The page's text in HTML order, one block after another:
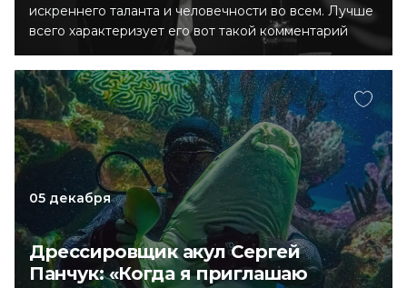
искреннего таланта и человечности во всем. Лучше
всего характеризует его вот такой комментарий
слушателя: «Я думал, что на Василии Шукшине
русская мысль и боль закончились. А вот гляди,
сквозь пепелище такой росток пробился!». В общем,
если вкратце, Растеряев — настоящий. Публика это,
конечно, чувствует — полные залы, всегдашние
аншлаги, ангажементы рекой… И артист работает
для своих зрителей на износ.
05 декабря
Дрессировщик акул Сергей
Панчук: «Когда я приглашаю